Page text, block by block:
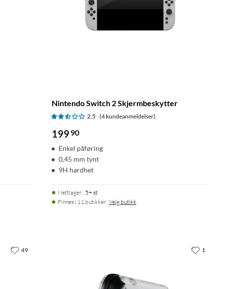
Nintendo Switch 2 Skjermbeskytter
2.5 (4 kundeanmeldelser)
199 90
Enkel påføring
0,45 mm tynt
9H hardhet
Nettlager: 5+ st
Finnes i 11 butikker. Velg butikk
49 1